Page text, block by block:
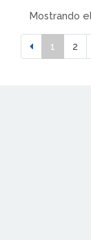
Mostrando
1 2